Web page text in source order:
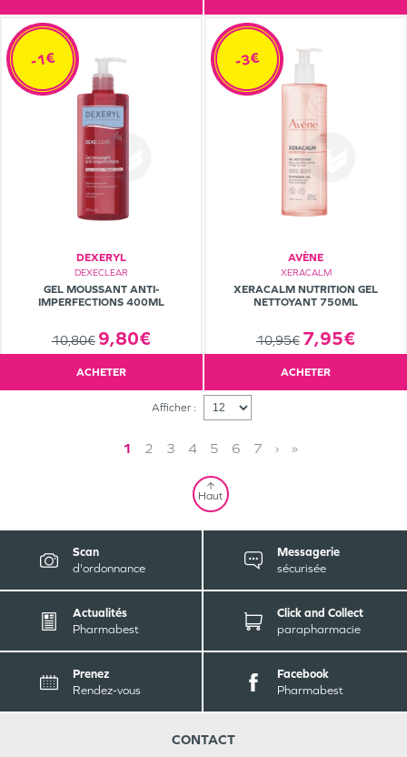
DEXERYL
DEXECLEAR
GEL MOUSSANT ANTI-
IMPERFECTIONS 400ML
10,80€ 9,80€
-1€
ACHETER
AVÈNE
XERACALM
XERACALM NUTRITION GEL
NETTOYANT 750ML
10,95€ 7,95€
-3€
ACHETER
Afficher :
1 2 3 4 5 6 7 › »
Haut
Scan
d'ordonnance
Messagerie
sécurisée
Actualités
Pharmabest
Click and Collect
parapharmacie
Prenez
Rendez-vous
Facebook
Pharmabest
CONTACT